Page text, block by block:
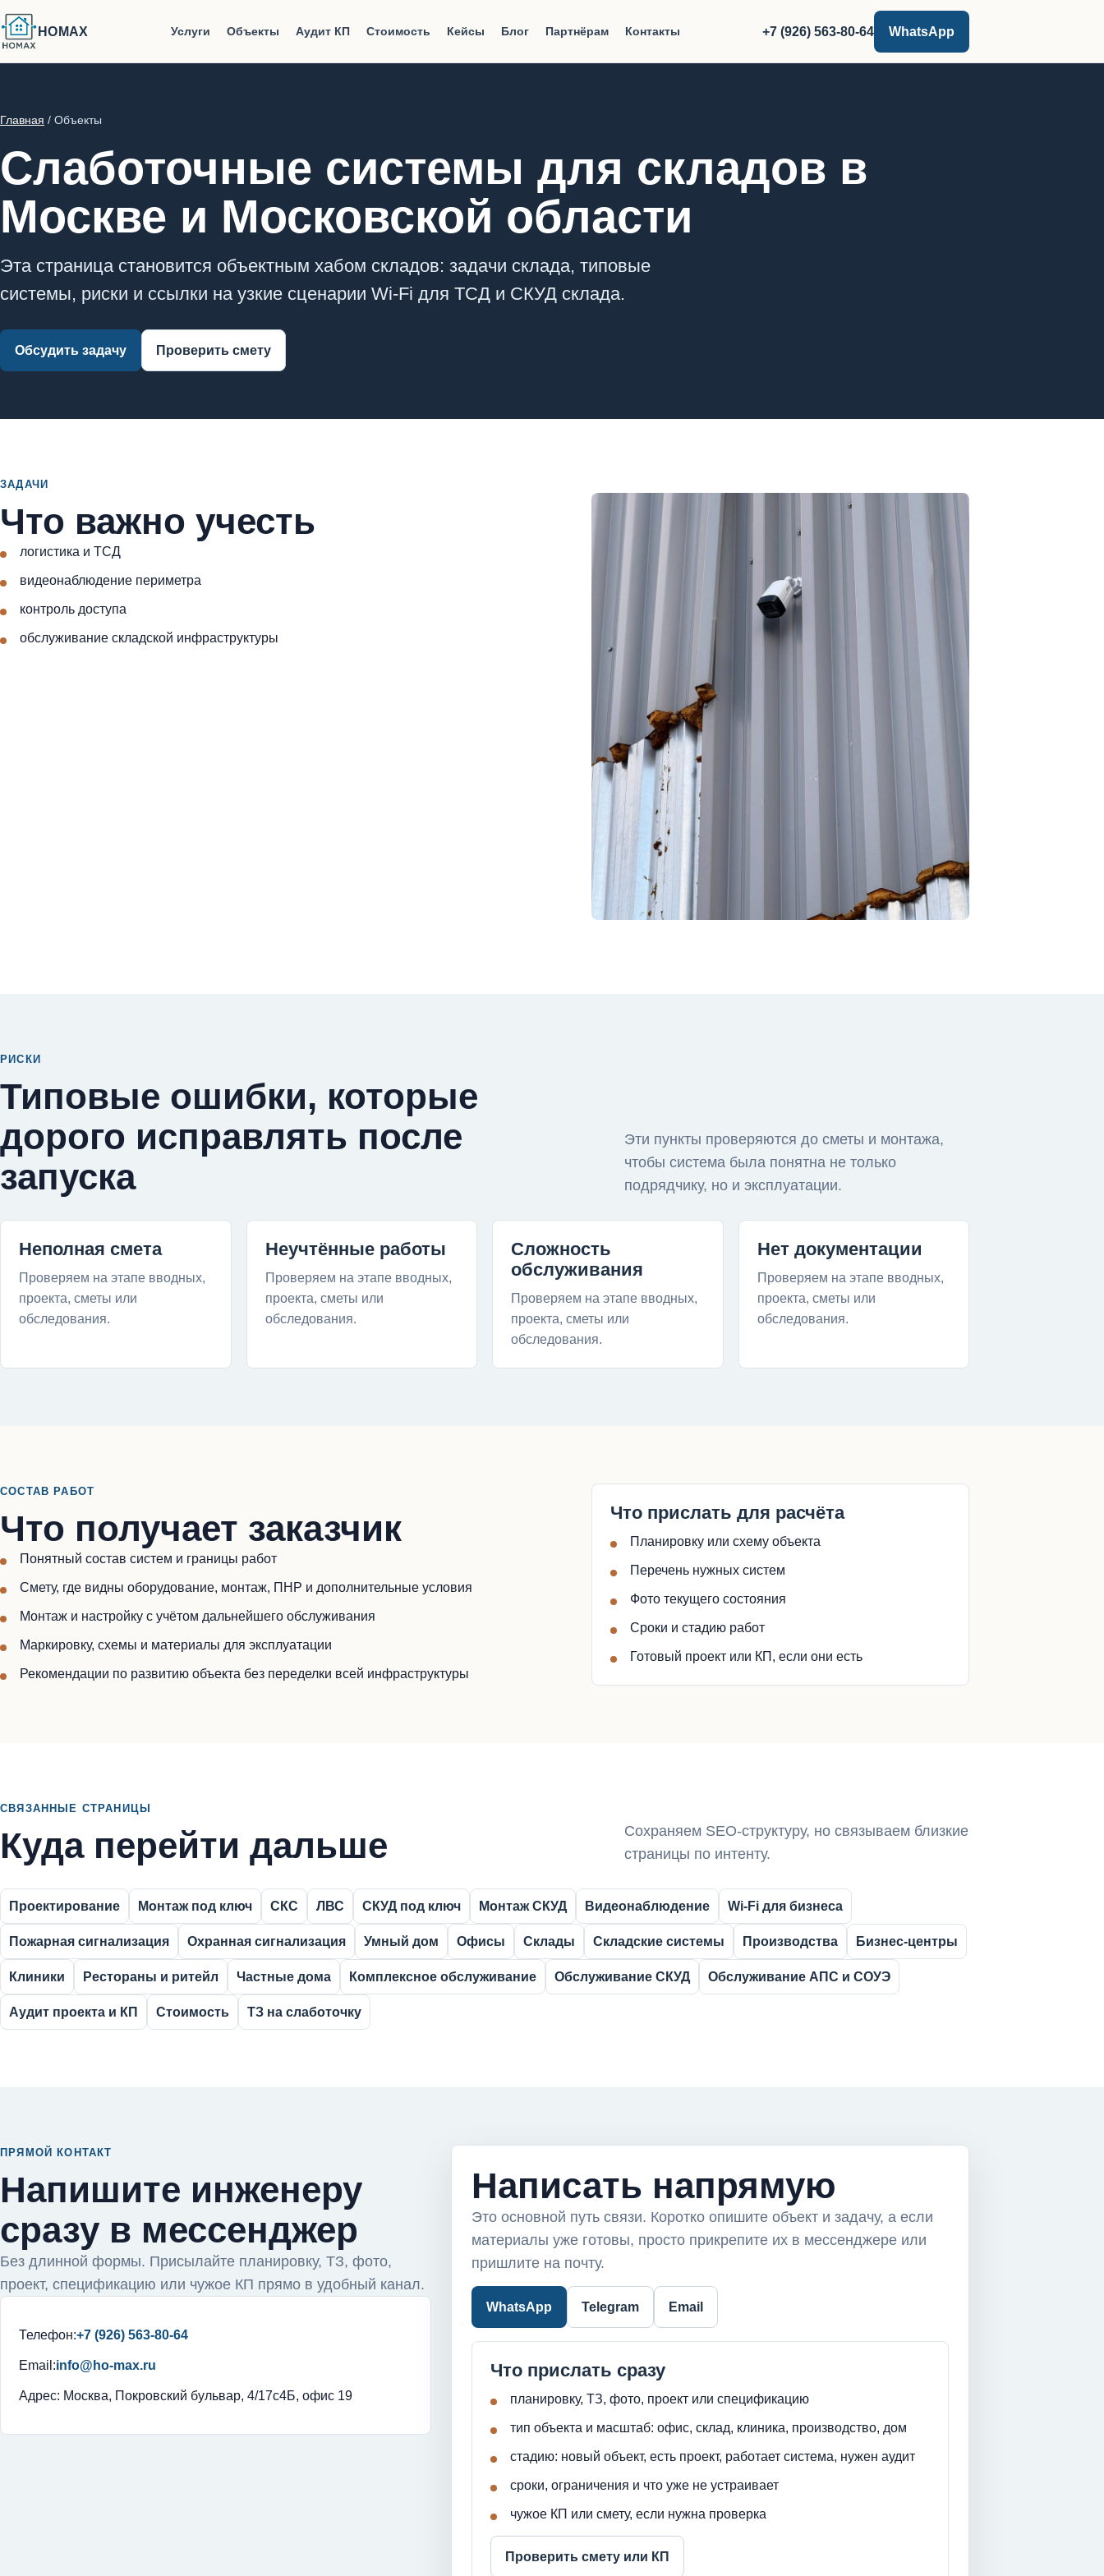
HOMAX Услуги Объекты Аудит КП Стоимость Кейсы Блог Партнёрам Контакты +7 (926) 563-80-64 WhatsApp
Главная / Объекты
Слаботочные системы для складов в
Москве и Московской области
Эта страница становится объектным хабом складов: задачи склада, типовые
системы, риски и ссылки на узкие сценарии Wi-Fi для ТСД и СКУД склада.
Обсудить задачу Проверить смету
ЗАДАЧИ
Что важно учесть
логистика и ТСД
видеонаблюдение периметра
контроль доступа
обслуживание складской инфраструктуры
РИСКИ
Типовые ошибки, которые
дорого исправлять после
запуска
Эти пункты проверяются до сметы и монтажа,
чтобы система была понятна не только
подрядчику, но и эксплуатации.
Неполная смета
Проверяем на этапе вводных,
проекта, сметы или
обследования.
Неучтённые работы
Проверяем на этапе вводных,
проекта, сметы или
обследования.
Сложность
обслуживания
Проверяем на этапе вводных,
проекта, сметы или
обследования.
Нет документации
Проверяем на этапе вводных,
проекта, сметы или
обследования.
СОСТАВ РАБОТ
Что получает заказчик
Понятный состав систем и границы работ
Смету, где видны оборудование, монтаж, ПНР и дополнительные условия
Монтаж и настройку с учётом дальнейшего обслуживания
Маркировку, схемы и материалы для эксплуатации
Рекомендации по развитию объекта без переделки всей инфраструктуры
Что прислать для расчёта
Планировку или схему объекта
Перечень нужных систем
Фото текущего состояния
Сроки и стадию работ
Готовый проект или КП, если они есть
СВЯЗАННЫЕ СТРАНИЦЫ
Куда перейти дальше
Сохраняем SEO-структуру, но связываем близкие
страницы по интенту.
Проектирование Монтаж под ключ СКС ЛВС СКУД под ключ Монтаж СКУД Видеонаблюдение Wi-Fi для бизнеса
Пожарная сигнализация Охранная сигнализация Умный дом Офисы Склады Складские системы Производства Бизнес-центры
Клиники Рестораны и ритейл Частные дома Комплексное обслуживание Обслуживание СКУД Обслуживание АПС и СОУЭ
Аудит проекта и КП Стоимость ТЗ на слаботочку
ПРЯМОЙ КОНТАКТ
Напишите инженеру
сразу в мессенджер
Без длинной формы. Присылайте планировку, ТЗ, фото,
проект, спецификацию или чужое КП прямо в удобный канал.
Телефон:+7 (926) 563-80-64
Email:info@ho-max.ru
Адрес: Москва, Покровский бульвар, 4/17с4Б, офис 19
Написать напрямую
Это основной путь связи. Коротко опишите объект и задачу, а если
материалы уже готовы, просто прикрепите их в мессенджере или
пришлите на почту.
WhatsApp Telegram Email
Что прислать сразу
планировку, ТЗ, фото, проект или спецификацию
тип объекта и масштаб: офис, склад, клиника, производство, дом
стадию: новый объект, есть проект, работает система, нужен аудит
сроки, ограничения и что уже не устраивает
чужое КП или смету, если нужна проверка
Проверить смету или КП